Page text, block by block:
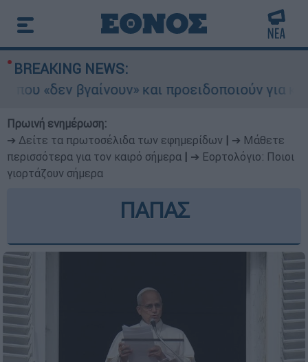
BREAKING NEWS:
βγαίνουν» και προειδοποιούν για κινδύνους
Πρωινή ενημέρωση:
➔ Δείτε τα πρωτοσέλιδα των εφημερίδων
➔ Μάθετε
περισσότερα για τον καιρό σήμερα
➔ Εορτολόγιο: Ποιοι
γιορτάζουν σήμερα
ΠΑΠΑΣ